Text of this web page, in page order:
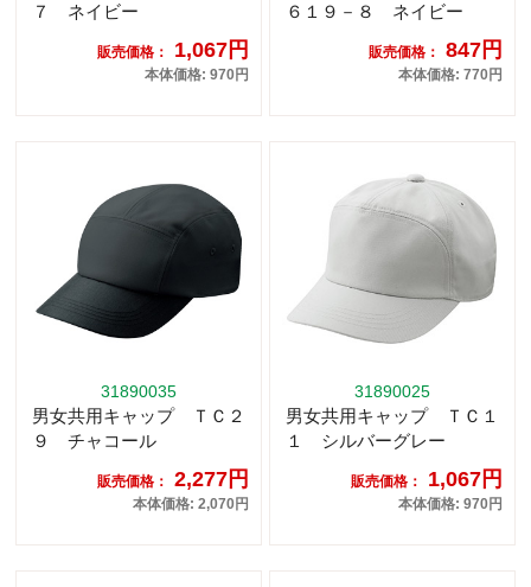
７ ネイビー
販売価格： 1,067円
本体価格: 970円
６１９－８ ネイビー
販売価格： 847円
本体価格: 770円
31890035
男女共用キャップ ＴＣ２
９ チャコール
販売価格： 2,277円
本体価格: 2,070円
31890025
男女共用キャップ ＴＣ１
１ シルバーグレー
販売価格： 1,067円
本体価格: 970円